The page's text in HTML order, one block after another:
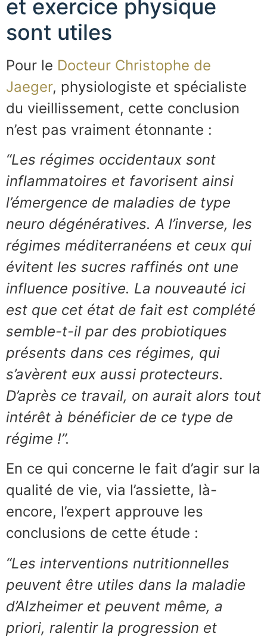
et exercice physique
sont utiles
Pour le Docteur Christophe de
Jaeger, physiologiste et spécialiste
du vieillissement, cette conclusion
n’est pas vraiment étonnante :
“Les régimes occidentaux sont
inflammatoires et favorisent ainsi
l’émergence de maladies de type
neuro dégénératives. A l’inverse, les
régimes méditerranéens et ceux qui
évitent les sucres raffinés ont une
influence positive. La nouveauté ici
est que cet état de fait est complété
semble-t-il par des probiotiques
présents dans ces régimes, qui
s’avèrent eux aussi protecteurs.
D’après ce travail, on aurait alors tout
intérêt à bénéficier de ce type de
régime !”.
En ce qui concerne le fait d’agir sur la
qualité de vie, via l’assiette, là-
encore, l’expert approuve les
conclusions de cette étude :
“Les interventions nutritionnelles
peuvent être utiles dans la maladie
d’Alzheimer et peuvent même, a
priori, ralentir la progression et